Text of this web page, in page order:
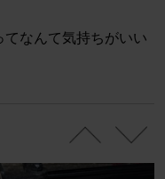
なんて気持ちがいい